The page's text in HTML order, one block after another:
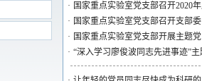
· 国家重点实验室党支部召开2020
· 国家重点实验室党支部召开支部
· 国家重点实验室党支部开展主题
· “深入学习廖俊波同志先进事迹”